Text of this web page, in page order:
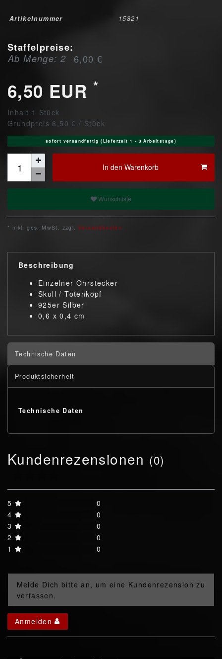
Artikelnummer 15821
Staffelpreise:
Ab Menge: 2 6,00 €
6,50 EUR *
Inhalt 1 Stück
Grundpreis 6,50 € / Stück
sofort versandfertig (Lieferzeit 1 - 3 Arbeitstage)
In den Warenkorb
Wunschliste
* inkl. ges. MwSt. zzgl. Versandkosten
Beschreibung
Einzelner Ohrstecker
Skull / Totenkopf
925er Silber
0,6 x 0,4 cm
Technische Daten
Produktsicherheit
Technische Daten
Kundenrezensionen (0)
5
0
4
0
3
0
2
0
1
0
Melde Dich bitte an, um eine Kundenrezension zu
verfassen.
Anmelden